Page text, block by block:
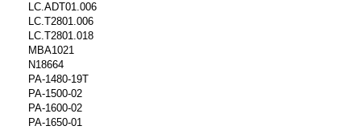
LC.ADT01.006
LC.T2801.006
LC.T2801.018
MBA1021
N18664
PA-1480-19T
PA-1500-02
PA-1600-02
PA-1650-01